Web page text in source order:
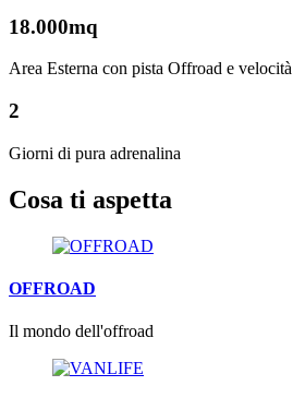
18.000mq
Area Esterna con pista Offroad e velocità
2
Giorni di pura adrenalina
Cosa ti aspetta
OFFROAD
Il mondo dell'offroad